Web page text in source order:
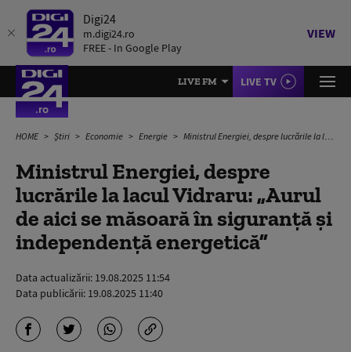
Digi24
m.digi24.ro
FREE - In Google Play
VIEW
LIVE FM LIVE TV
HOME Știri Economie Energie Ministrul Energiei, despre lucrările la lacul Vidraru: „Aurul de aici se măsoară în siguranţă şi independenţă energetică”
Ministrul Energiei, despre
lucrările la lacul Vidraru: „Aurul
de aici se măsoară în siguranţă şi
independenţă energetică”
Data actualizării: 19.08.2025 11:54
Data publicării: 19.08.2025 11:40